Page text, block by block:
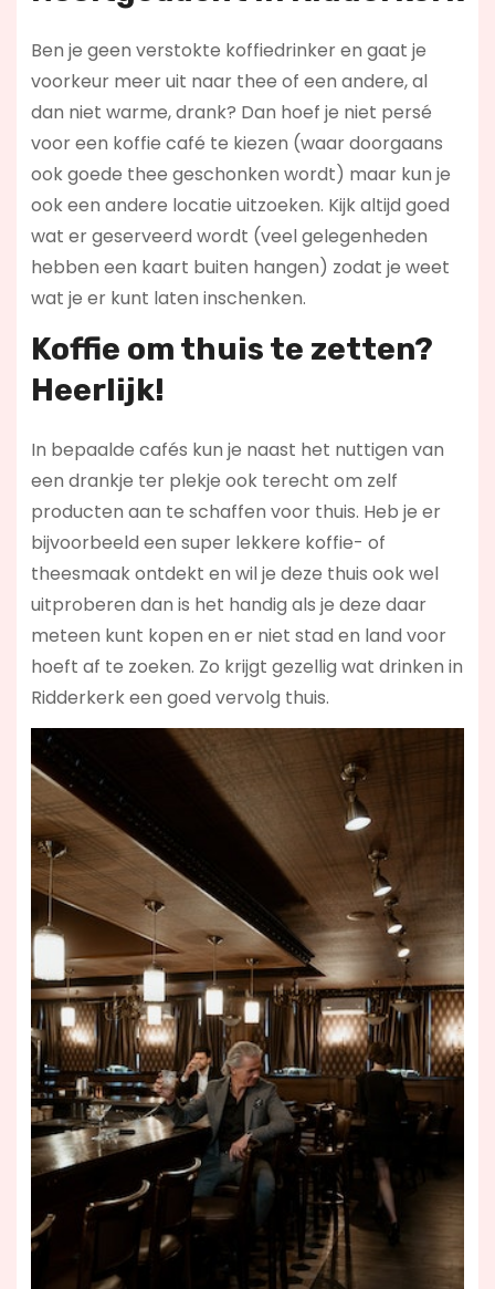
Ben je geen verstokte koffiedrinker en gaat je
voorkeur meer uit naar thee of een andere, al
dan niet warme, drank? Dan hoef je niet persé
voor een koffie café te kiezen (waar doorgaans
ook goede thee geschonken wordt) maar kun je
ook een andere locatie uitzoeken. Kijk altijd goed
wat er geserveerd wordt (veel gelegenheden
hebben een kaart buiten hangen) zodat je weet
wat je er kunt laten inschenken.
Koffie om thuis te zetten?
Heerlijk!
In bepaalde cafés kun je naast het nuttigen van
een drankje ter plekje ook terecht om zelf
producten aan te schaffen voor thuis. Heb je er
bijvoorbeeld een super lekkere koffie- of
theesmaak ontdekt en wil je deze thuis ook wel
uitproberen dan is het handig als je deze daar
meteen kunt kopen en er niet stad en land voor
hoeft af te zoeken. Zo krijgt gezellig wat drinken in
Ridderkerk een goed vervolg thuis.